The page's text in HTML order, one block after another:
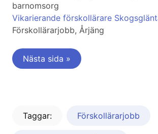
barnomsorg
Vikarierande förskollärare
Förskollärarjobb, Årjäng
Nästa sida »
Taggar: Förskollärarjobb